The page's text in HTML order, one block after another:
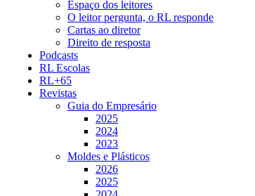
Espaço dos leitores
O leitor pergunta, o RL responde
Cartas ao diretor
Direito de resposta
Podcasts
RL Escolas
RL+65
Revistas
Guia do Empresário
2025
2024
2023
Moldes e Plásticos
2026
2025